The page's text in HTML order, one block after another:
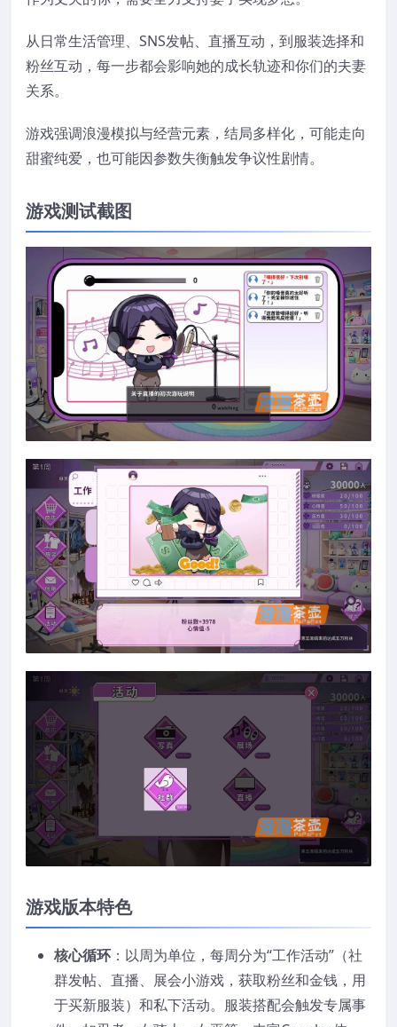
从日常生活管理、SNS发帖、直播互动，到服装选择和
粉丝互动，每一步都会影响她的成长轨迹和你们的夫妻
关系。
游戏强调浪漫模拟与经营元素，结局多样化，可能走向
甜蜜纯爱，也可能因参数失衡触发争议性剧情。
游戏测试截图
游戏版本特色
核心循环 ：以周为单位，每周分为“工作活动”（社
群发帖、直播、展会小游戏，获取粉丝和金钱，用
于买新服装）和私下活动。服装搭配会触发专属事